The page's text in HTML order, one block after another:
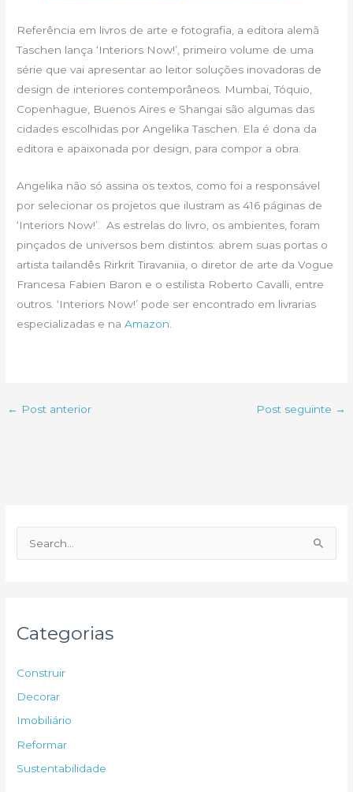
Referência em livros de arte e fotografia, a editora alemã
Taschen lança ‘Interiors Now!’, primeiro volume de uma
série que vai apresentar ao leitor soluções inovadoras de
design de interiores contemporâneos. Mumbai, Tóquio,
Copenhague, Buenos Aires e Shangai são algumas das
cidades escolhidas por Angelika Taschen. Ela é dona da
editora e apaixonada por design, para compor a obra.
Angelika não só assina os textos, como foi a responsável
por selecionar os projetos que ilustram as 416 páginas de
‘Interiors Now!’. As estrelas do livro, os ambientes, foram
pinçados de universos bem distintos: abrem suas portas o
artista tailandês Rirkrit Tiravaniia, o diretor de arte da Vogue
Francesa Fabien Baron e o estilista Roberto Cavalli, entre
outros. ‘Interiors Now!’ pode ser encontrado em livrarias
especializadas e naAmazon
← Post anterior Post seguinte →
e
p
o
r
Categorias
Construir
Decorar
Imobiliário
Reformar
Sustentabilidade